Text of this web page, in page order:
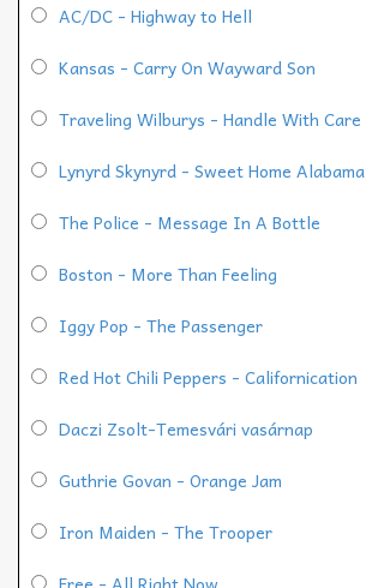
AC/DC - Highway to Hell
Kansas - Carry On Wayward Son
Traveling Wilburys - Handle With Care
Lynyrd Skynyrd - Sweet Home Alabama
The Police - Message In A Bottle
Boston - More Than Feeling
Iggy Pop - The Passenger
Red Hot Chili Peppers - Californication
Daczi Zsolt-Temesvári vasárnap
Guthrie Govan - Orange Jam
Iron Maiden - The Trooper